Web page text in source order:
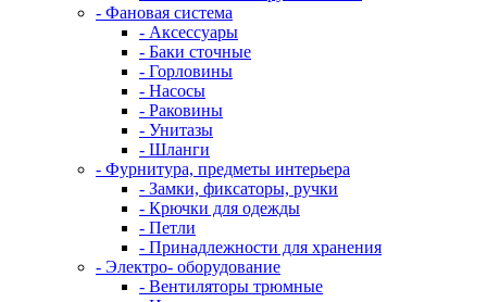
- Фановая система
- Аксессуары
- Баки сточные
- Горловины
- Насосы
- Раковины
- Унитазы
- Шланги
- Фурнитура, предметы интерьера
- Замки, фиксаторы, ручки
- Крючки для одежды
- Петли
- Принадлежности для хранения
- Электро- оборудование
- Вентиляторы трюмные